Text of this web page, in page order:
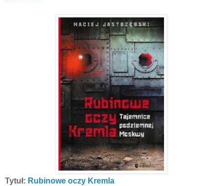
Tytuł: Rubinowe oczy Kremla